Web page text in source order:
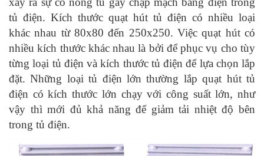
tủ điện. Kích thước quạt hút tủ điện có nhiều loại
khác nhau từ 80x80 đến 250x250. Việc quạt hút có
nhiều kích thước khác nhau là bởi để phục vụ cho tùy
từng loại tủ điện và kích thước tủ điện để lựa chọn lắp
đặt. Những loại tủ điện lớn thường lắp quạt hút tủ
điện có kích thước lớn chạy với công suất lớn, như
vậy thì mới đủ khả năng để giảm tải nhiệt độ bên
trong tủ điện.